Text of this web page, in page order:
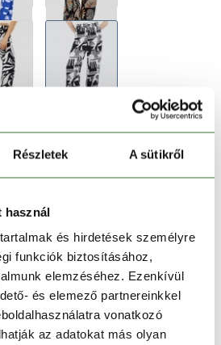
Részletek A sütikről
használ
és hirdetések személyre
funkciók biztosításához,
elemzéséhez. Ezenkívül
és elemező partnereinkkel
vonatkozó
az adatokat más olyan
Mérettáblázat
L XL